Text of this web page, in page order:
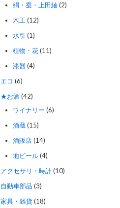
絹・蚕・上田紬(2)
木工 (12)
水引 (1)
植物・花(11)
漆器(4)
エコ (6)
★お酒(42)
ワイナリー (6)
酒蔵(15)
酒販店(14)
地ビール(4)
アクセサリ・時計(10)
自動車部品 (3)
家具・雑貨(18)